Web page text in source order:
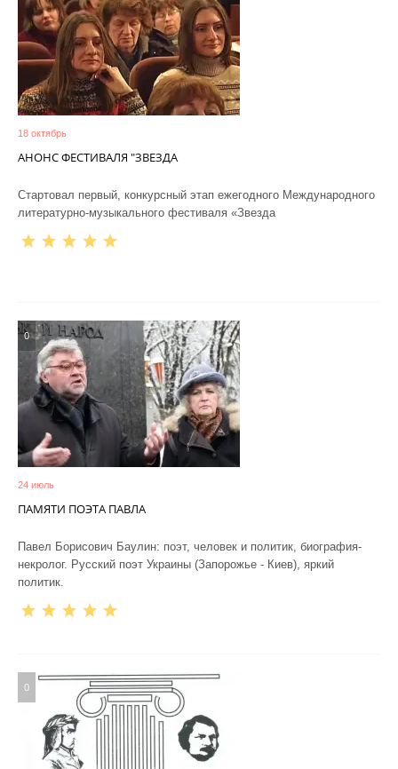
18 октябрь
АНОНС ФЕСТИВАЛЯ "ЗВЕЗДА
Стартовал первый, конкурсный этап ежегодного Международного
литературно-музыкального фестиваля «Звезда
0
24 июль
ПАМЯТИ ПОЭТА ПАВЛА
Павел Борисович Баулин: поэт, человек и политик, биография-
некролог. Русский поэт Украины (Запорожье - Киев), яркий
политик.
0